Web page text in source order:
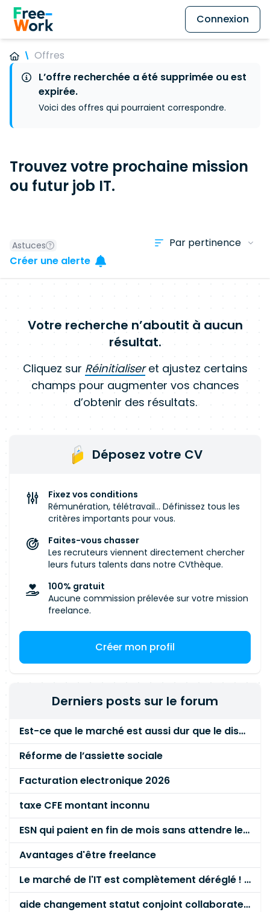
Connexion
Offres
L’offre recherchée a été supprimée ou est
expirée.
Voici des offres qui pourraient correspondre.
Trouvez votre prochaine mission
ou futur job IT.
Astuces
Créer une alerte
Votre recherche n’aboutit à aucun
résultat.
Cliquez sur Réinitialiseret ajustez certains
champs pour augmenter vos chances
d’obtenir des résultats.
Déposez votre CV
Fixez vos conditions
Rémunération, télétravail... Définissez tous les
critères importants pour vous.
Faites-vous chasser
Les recruteurs viennent directement chercher
leurs futurs talents dans notre CVthèque.
100% gratuit
Aucune commission prélevée sur votre mission
freelance.
Créer mon profil
Derniers posts sur le forum
Est-ce que le marché est aussi dur que le disent les commerciaux ?
Réforme de l’assiette sociale
Facturation electronique 2026
taxe CFE montant inconnu
ESN qui paient en fin de mois sans attendre le paiement client ?
Avantages d'être freelance
Le marché de l'IT est complètement déréglé ! STOP à cette mascarade ! Il faut s'unir et résister !
aide changement statut conjoint collaborateur